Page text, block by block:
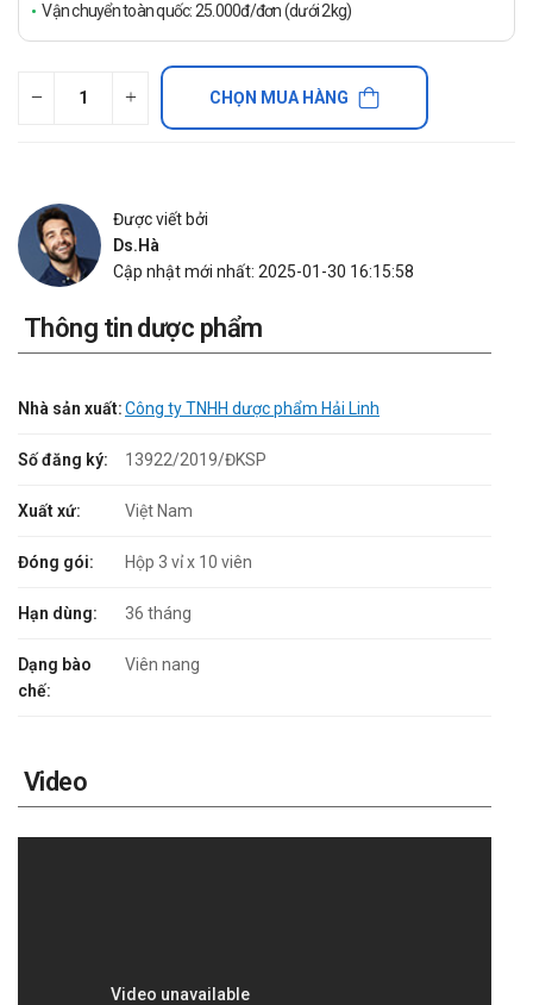
Vận chuyển toàn quốc: 25.000đ/đơn (dưới 2kg)
CHỌN MUA HÀNG
Được viết bởi
Ds.Hà
Cập nhật mới nhất: 2025-01-30 16:15:58
Thông tin dược phẩm
Nhà sản xuất:Công ty TNHH dược phẩm Hải Linh
Số đăng ký: 13922/2019/ĐKSP
Xuất xứ: Việt Nam
Đóng gói: Hộp 3 vỉ x 10 viên
Hạn dùng: 36 tháng
Dạng bào
chế:
Viên nang
Video